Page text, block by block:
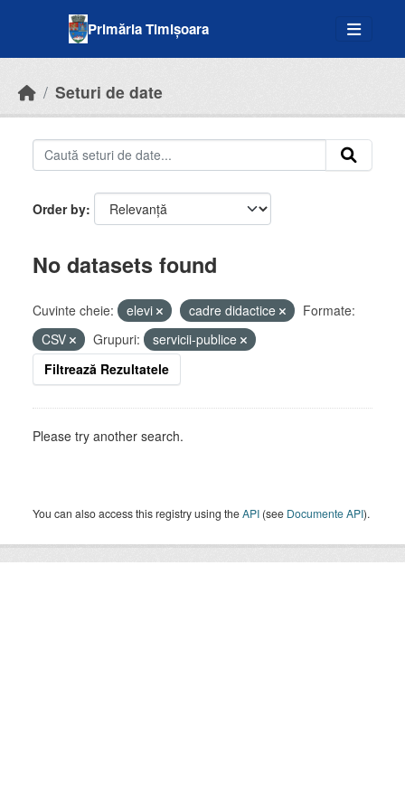
Primăria Timișoara
Seturi de date
Order by
No datasets found
Cuvinte cheie: elevi cadre didactice
Formate:
CSV
Grupuri:
servicii-publice
Filtrează Rezultatele
Please try another search.
You can also access this registry using theAPI (see Documente API).